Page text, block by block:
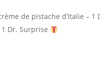
de pistache d’Italie –
Dr. Surprise